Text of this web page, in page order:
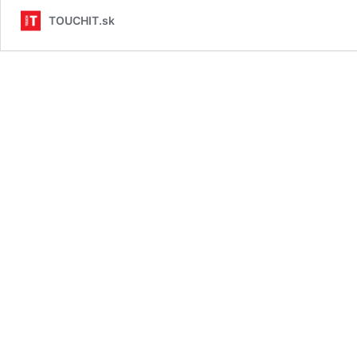
TOUCHIT.sk